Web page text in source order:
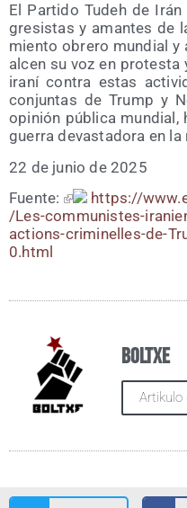
El Par­ti­do Tudeh de
gre­sis­tas y aman­tes de
mien­to obre­ro mun­dial y
alcen su voz en
ira­ní con­tra estas
con­jun­tas de Trump y
opi­nión públi­ca
gue­rra devas­ta­do­ra en
22 de junio de 2025
Fuen­te:
https://​
/​L​e​s​-​c​o​m​m​u​n​i​s​t​e​s​-​
a​c​t​i​o​n​s​-​c​r​i​m​i​n​e​l​l​e​s​-​d​e​-​
0​.​h​tml
Boltxe
Artikulo